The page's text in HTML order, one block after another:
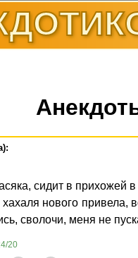
сидит в прихожей
хахаля нового
сволочи, меня не
20